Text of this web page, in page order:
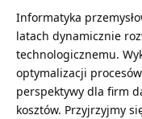
Informatyka
latach dynamicznie
technologicznemu.
optymalizacji
perspektywy dla firm
kosztów. Przyjrzyjmy